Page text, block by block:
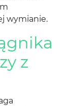
wymianie.
z